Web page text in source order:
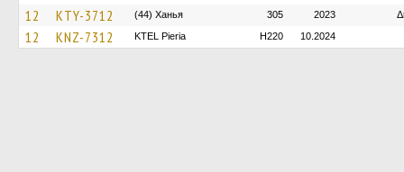
12 KTY-3712 (44) Ханья 305 2023
12 KNZ-7312 KTEL Pieria H220 10.2024